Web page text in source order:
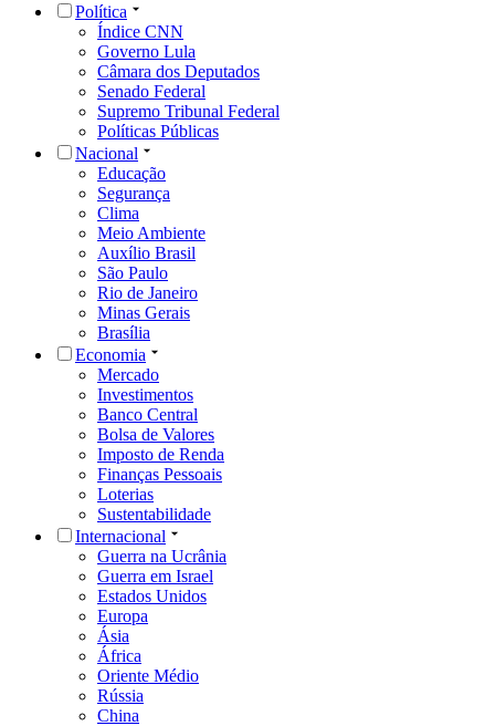
Política
Índice CNN
Governo Lula
Câmara dos Deputados
Senado Federal
Supremo Tribunal Federal
Políticas Públicas
Nacional
Educação
Segurança
Clima
Meio Ambiente
Auxílio Brasil
São Paulo
Rio de Janeiro
Minas Gerais
Brasília
Economia
Mercado
Investimentos
Banco Central
Bolsa de Valores
Imposto de Renda
Finanças Pessoais
Loterias
Sustentabilidade
Internacional
Guerra na Ucrânia
Guerra em Israel
Estados Unidos
Europa
Ásia
África
Oriente Médio
Rússia
China